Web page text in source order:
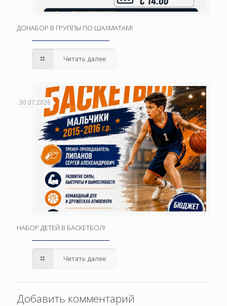
ДОНАБОР В ГРУППЫ ПО ШАХМАТАМ!
Читать далее
30.07.2026
НАБОР ДЕТЕЙ В БАСКЕТБОЛ!
Читать далее
Добавить комментарий